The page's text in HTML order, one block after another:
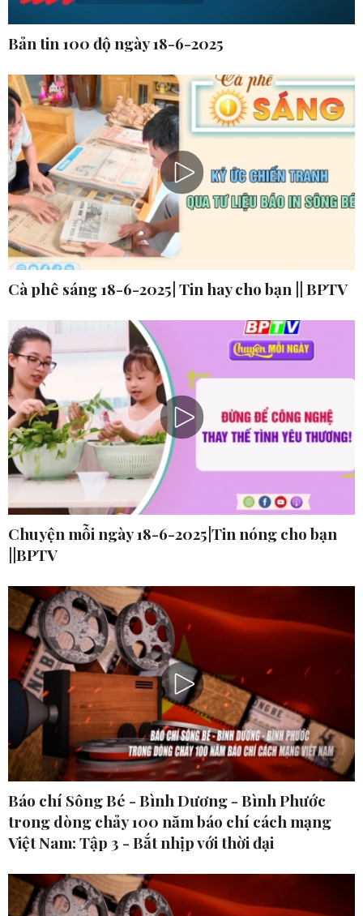
Bản tin 100 độ ngày 18-6-2025
Cà phê sáng 18-6-2025| Tin hay cho bạn || BPTV
Chuyện mỗi ngày 18-6-2025|Tin nóng cho bạn
||BPTV
Báo chí Sông Bé - Bình Dương - Bình Phước
trong dòng chảy 100 năm báo chí cách mạng
Việt Nam: Tập 3 - Bắt nhịp với thời đại